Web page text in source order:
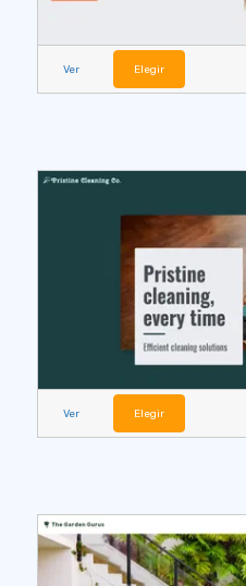
Ver Elegir
Ver Elegir